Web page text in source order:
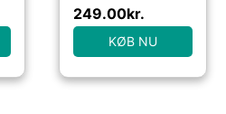
249.00kr.
KØB NU